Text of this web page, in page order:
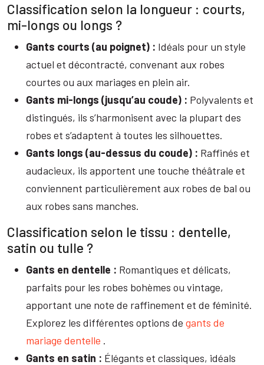
Classification selon la longueur : courts,
mi-longs ou longs ?
Gants courts (au poignet) : Idéals pour un style
actuel et décontracté, convenant aux robes
courtes ou aux mariages en plein air.
Gants mi-longs (jusqu’au coude) : Polyvalents et
distingués, ils s’harmonisent avec la plupart des
robes et s’adaptent à toutes les silhouettes.
Gants longs (au-dessus du coude) : Raffinés et
audacieux, ils apportent une touche théâtrale et
conviennent particulièrement aux robes de bal ou
aux robes sans manches.
Classification selon le tissu : dentelle,
satin ou tulle ?
Gants en dentelle : Romantiques et délicats,
parfaits pour les robes bohèmes ou vintage,
apportant une note de raffinement et de féminité.
Explorez les différentes options de gants de
mariage dentelle .
Gants en satin : Élégants et classiques, idéals